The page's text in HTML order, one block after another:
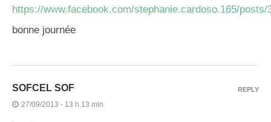
https://www.facebook.com/stephanie.cardoso.165/posts/
bonne journée
SOFCEL SOF
27/09/2013 - 13 h 13 min
REPLY